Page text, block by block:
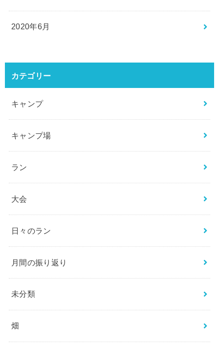
2020年6月
カテゴリー
キャンプ
キャンプ場
ラン
大会
日々のラン
月間の振り返り
未分類
畑